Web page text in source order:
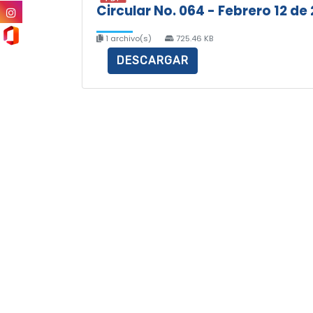
Circular No. 064 - Febrero 12 de
1 archivo(s) 725.46 KB
DESCARGAR